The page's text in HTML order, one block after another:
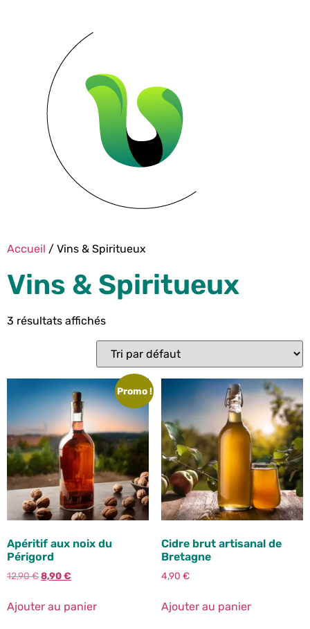
Accueil / Vins & Spiritueux
Vins & Spiritueux
3 résultats affichés
Promo !
Apéritif aux noix du
Périgord
12,90€8,90€
Ajouter au panier
Cidre brut artisanal de
Bretagne
4,90 €
Ajouter au panier